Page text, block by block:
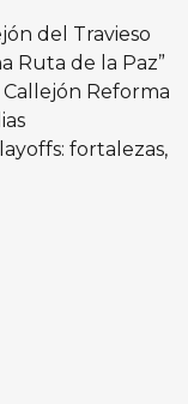
del Travieso
Ruta de la Paz”
Reforma
fortalezas,